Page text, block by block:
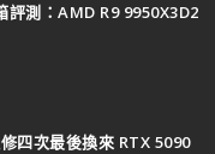
測：AMD R9 9950X3D2
四次最後換來 RTX 5090